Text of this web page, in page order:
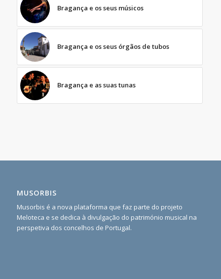
Bragança e os seus músicos
Bragança e os seus órgãos de tubos
Bragança e as suas tunas
MUSORBIS
Musorbis é a nova plataforma que faz parte do projeto
Meloteca e se dedica à divulgação do património musical na
perspetiva dos concelhos de Portugal.